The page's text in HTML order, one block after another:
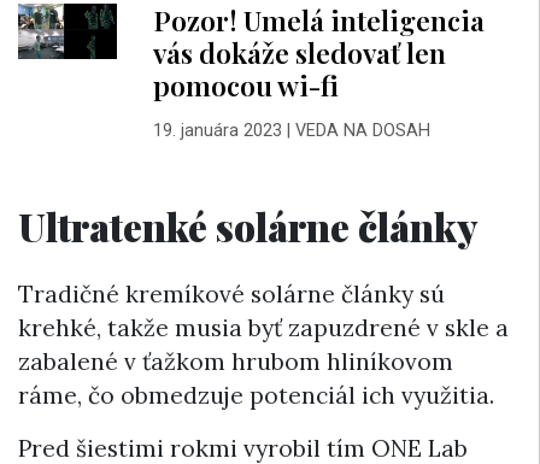
Pozor! Umelá inteligencia
vás dokáže sledovať len
pomocou wi-fi
19. januára 2023 VEDA NA DOSAH
Ultratenké solárne články
Tradičné kremíkové solárne články sú
krehké, takže musia byť zapuzdrené v skle a
zabalené v ťažkom hrubom hliníkovom
ráme, čo obmedzuje potenciál ich využitia.
Pred šiestimi rokmi vyrobil tím ONE Lab